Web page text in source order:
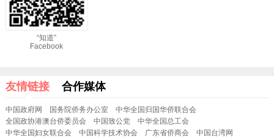
“知道”
Facebook
友情链接 合作媒体
中国政府网 国务院侨务办公室
中华全国归国华侨联合会
全国政协港澳台侨委员会
中国致公党
中华全国总工会
中华全国妇女联合会
中国科学技术协会 广东省侨商会 中国台湾网